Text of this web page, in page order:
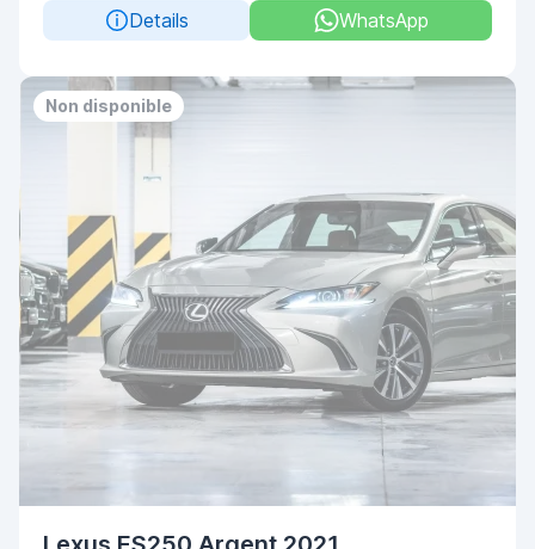
Details
WhatsApp
Non disponible